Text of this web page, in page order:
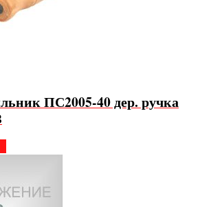
ПС2005-40 дер. ручка